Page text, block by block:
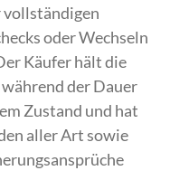
vollständigen
oder Wechseln
Käufer hält die
der Dauer
Zustand und hat
aller Art sowie